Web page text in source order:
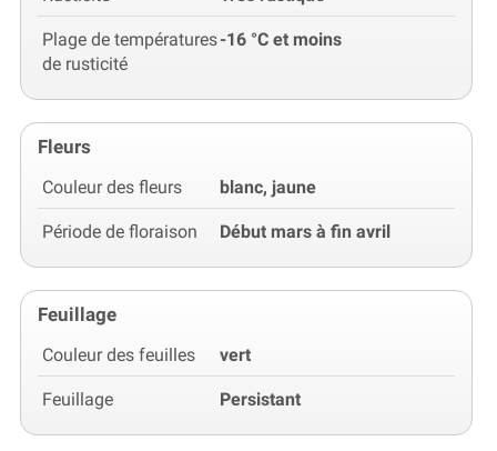
Plage de températures
de rusticité
-16 °C et moins
Fleurs
Couleur des fleurs blanc, jaune
Période de floraison Début mars à fin avril
Feuillage
Couleur des feuilles vert
Feuillage Persistant